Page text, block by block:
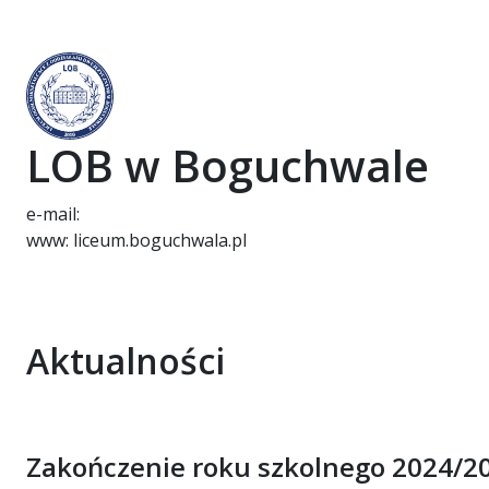
LOB w Boguchwale
e-mail:
www: liceum.boguchwala.pl
Aktualności
Zakończenie roku szkolnego 2024/